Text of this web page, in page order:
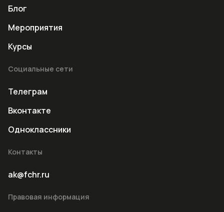
Блог
Мероприятия
Курсы
Социальные сети
Телеграм
Вконтакте
Одноклассники
Контакты
ak@fchr.ru
Правовая информация